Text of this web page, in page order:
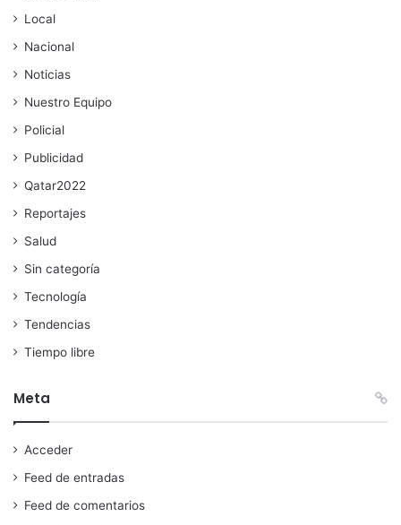
Local
Nacional
Noticias
Nuestro Equipo
Policial
Publicidad
Qatar2022
Reportajes
Salud
Sin categoría
Tecnología
Tendencias
Tiempo libre
Meta
Acceder
Feed de entradas
Feed de comentarios